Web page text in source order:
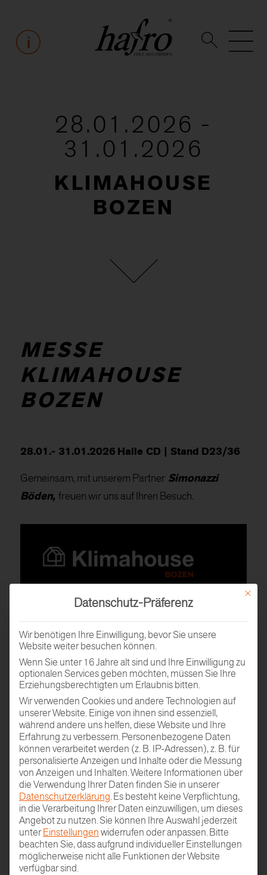
28.01.2026 -
31.01.2026
KLIMAHOUSE
BOZEN
MESSE
KLIMAHOUSE
BOZEN
28.01.- 31.01.2026 Halle CD | Stand D23/36
Gemeinsam, mit unserem PartnerSimonazzi
Böden,freuen wir uns auf Ihren Besuch.
WEITERE NEWS & BLOG
Erfahren Sie mehr über die aktuellen Themen in und
Mit
Datenschutz-Präferenz
Wir benötigen Ihre Einwilligung, bevor Sie unsere
Website weiter besuchen können.
Wenn Sie unter 16 Jahre alt sind und Ihre Einwilligung zu
optionalen Services geben möchten, müssen Sie Ihre
Erziehungsberechtigten um Erlaubnis bitten.
Wir verwenden Cookies und andere Technologien auf
unserer Website. Einige von ihnen sind essenziell,
während andere uns helfen, diese Website und Ihre
Erfahrung zu verbessern.Personenbezogene Daten
können verarbeitet werden (z. B. IP-Adressen), z. B. für
personalisierte Anzeigen und Inhalte oder die Messung
von Anzeigen und Inhalten.Weitere Informationen über
die Verwendung Ihrer Daten finden Sie in unserer
Datenschutzerklärung.Es besteht keine Verpflichtung,
in die Verarbeitung Ihrer Daten einzuwilligen, um dieses
Angebot zu nutzen.Sie können Ihre Auswahl jederzeit
unterEinstellungenwiderrufen oder anpassen.Bitte
beachten Sie, dass aufgrund individueller Einstellungen
möglicherweise nicht alle Funktionen der Website
verfügbar sind.